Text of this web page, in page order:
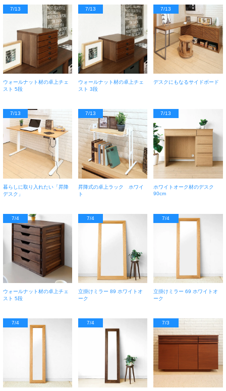
7/13
ウォールナット材の卓上チェ
スト 5段
7/13
ウォールナット材の卓上チェ
スト 3段
7/13
デスクにもなるサイドボード
7/13
暮らしに取り入れたい「昇降
デスク」
7/13
昇降式の卓上ラック ホワイ
ト
7/13
ホワイトオーク材のデスク
90cm
7/4
ウォールナット材の卓上チェ
スト 5段
7/4
立掛けミラー 89 ホワイトオ
ーク
7/4
立掛けミラー 69 ホワイトオ
ーク
7/4 7/4 7/3